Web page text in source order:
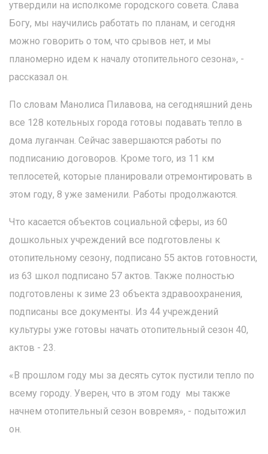
утвердили на исполкоме городского совета. Слава
Богу, мы научились работать по планам, и сегодня
можно говорить о том, что срывов нет, и мы
планомерно идем к началу отопительного сезона», -
рассказал он.
По словам Манолиса Пилавова, на сегодняшний день
все 128 котельных города готовы подавать тепло в
дома луганчан. Сейчас завершаются работы по
подписанию договоров. Кроме того, из 11 км
теплосетей, которые планировали отремонтировать в
этом году, 8 уже заменили. Работы продолжаются.
Что касается объектов социальной сферы, из 60
дошкольных учреждений все подготовлены к
отопительному сезону, подписано 55 актов готовности,
из 63 школ подписано 57 актов. Также полностью
подготовлены к зиме 23 объекта здравоохранения,
подписаны все документы. Из 44 учреждений
культуры уже готовы начать отопительный сезон 40,
актов - 23.
«В прошлом году мы за десять суток пустили тепло по
всему городу. Уверен, что в этом году мы также
начнем отопительный сезон вовремя», - подытожил
он.